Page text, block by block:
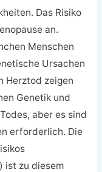
Das Risiko
an.
Menschen
Ursachen
Herztod zeigen
Genetik und
aber es sind
erforderlich. Die
ist zu diesem